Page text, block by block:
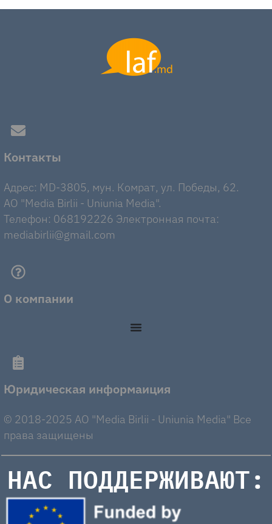
Контакты
Адрес: MD-3805, мун. Комрат, ул. Победы, 62.
AO "Media Birlii - Uniunia Media".
Телефон: 068192226 Электронная почта:
mediabirlii@gmail.com
О компании
Юридическая информаиция
© 2018-2025 AO "Media Birlii - Uniunia Media" Все
права защищены
НАС ПОДДЕРЖИВАЮТ: